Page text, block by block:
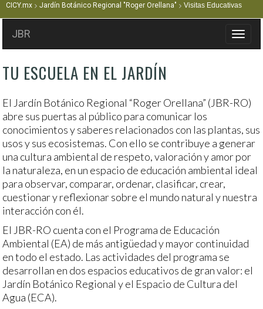
CICY.mx Jardín Botánico Regional "Roger Orellana" Visitas Educativas
JBR
TU ESCUELA EN EL JARDÍN
El Jardín Botánico Regional “Roger Orellana” (JBR-RO)
abre sus puertas al público para comunicar los
conocimientos y saberes relacionados con las plantas, sus
usos y sus ecosistemas. Con ello se contribuye a generar
una cultura ambiental de respeto, valoración y amor por
la naturaleza, en un espacio de educación ambiental ideal
para observar, comparar, ordenar, clasificar, crear,
cuestionar y reflexionar sobre el mundo natural y nuestra
interacción con él.
El JBR-RO cuenta con el Programa de Educación
Ambiental (EA) de más antigüedad y mayor continuidad
en todo el estado. Las actividades del programa se
desarrollan en dos espacios educativos de gran valor: el
Jardín Botánico Regional y el Espacio de Cultura del
Agua (ECA).